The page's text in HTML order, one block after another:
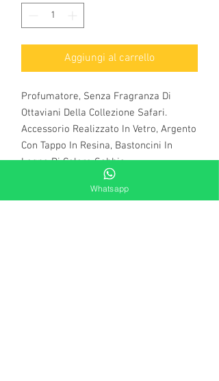
Aggiungi al carrello
Profumatore, Senza Fragranza Di
Ottaviani Della Collezione Safari.
Accessorio Realizzato In Vetro, Argento
Con Tappo In Resina, Bastoncini In
Legno Di Colore Sabbia.
Dimensioni: 250 ML - Cm 10 X H 8,5
Le piccole imperfezioni costituiscono
Whatsapp